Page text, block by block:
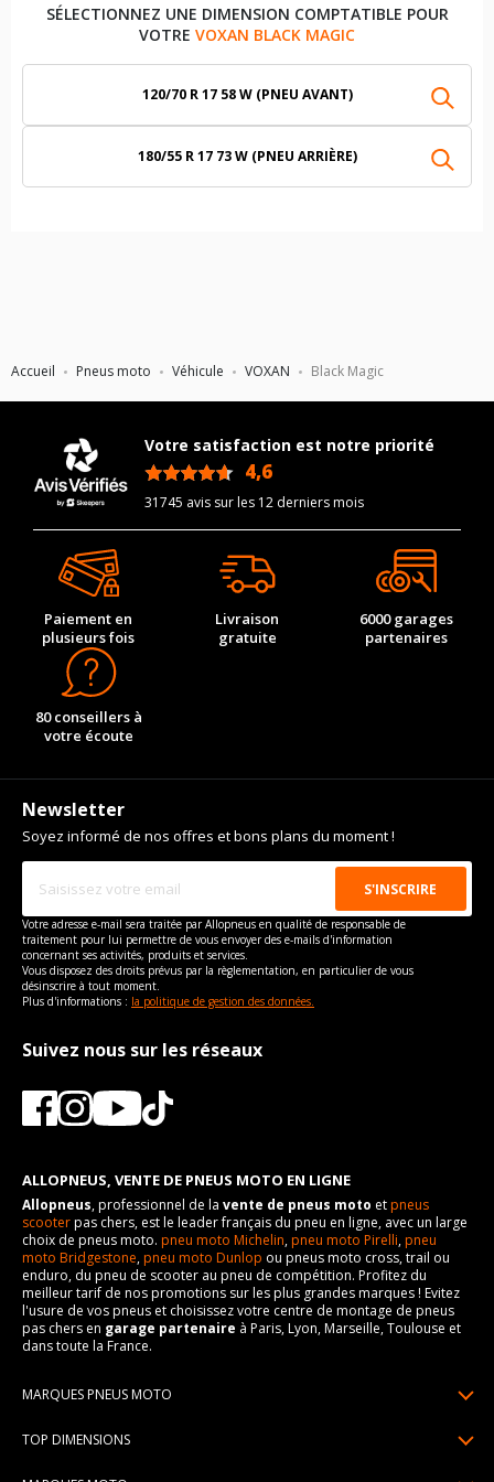
Accueil Pneus moto Véhicule VOXAN Black Magic
SÉLECTIONNEZ UNE DIMENSION COMPTATIBLE POUR
VOTRE VOXAN BLACK MAGIC
120/70 R 17 58 W (PNEU AVANT)
180/55 R 17 73 W (PNEU ARRIÈRE)
Votre satisfaction est notre priorité
4,6
31745 avis sur les 12 derniers mois
Paiement en
plusieurs fois
Livraison
gratuite
6000 garages
partenaires
80 conseillers à
votre écoute
Newsletter
Soyez informé de nos offres et bons plans du moment !
Votre adresse e-mail sera traitée par Allopneus en qualité de responsable de
traitement pour lui permettre de vous envoyer des e-mails d'information
concernant ses activités, produits et services.
Vous disposez des droits prévus par la règlementation, en particulier de vous
désinscrire à tout moment.
Plus d'informations : la politique de gestion des données.
Suivez nous sur les réseaux
ALLOPNEUS, VENTE DE PNEUS MOTO EN LIGNE
Allopneus, professionnel de la vente de pneus moto etpneus
scooterpas chers, est le leader français du pneu en ligne, avec un large
choix de pneus moto. pneu moto Michelin,pneu moto Pirelli,pneu
moto Bridgestone,pneu moto Dunlop ou pneus moto cross, trail ou
enduro, du pneu de scooter au pneu de compétition. Profitez du
meilleur tarif de nos promotions sur les plus grandes marques ! Evitez
l'usure de vos pneus et choisissez votre centre de montage de pneus
pas chers en garage partenaire à Paris, Lyon, Marseille, Toulouse et
dans toute la France.
MARQUES PNEUS MOTO
TOP DIMENSIONS